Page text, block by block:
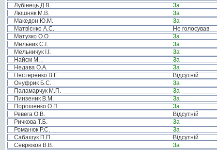
Лубінець Д.В.
За
Люшняк М.В.
За
Македон Ю.М.
За
Матвієнко А.С.
Не голосував
Матузко О.О.
За
Мельник С.І.
За
Мельничук І.І.
За
Найєм М. .
За
Недава О.А.
За
Нестеренко В.Г.
Відсутній
Онуфрик Б.С.
За
Паламарчук М.П.
За
Пинзеник В.М.
За
Порошенко О.П.
За
Ревега О.В.
Відсутній
Ричкова Т.Б.
За
Романюк Р.С.
За
Сабашук П.П.
Відсутній
Севрюков В.В.
За